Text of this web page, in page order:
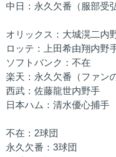
中日：永久欠番（服部受
オリックス：大城滉二内
ロッテ：上田希由翔内野
ソフトバンク：不在
楽天：永久欠番（ファン
西武：佐藤龍世内野手
日本ハム：清水優心捕手
不在：2球団
永久欠番：3球団